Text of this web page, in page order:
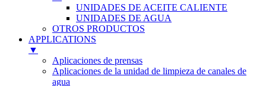
UNIDADES DE ACEITE CALIENTE
UNIDADES DE AGUA
OTROS PRODUCTOS
APPLICATIONS
▼
Aplicaciones de prensas
Aplicaciones de la unidad de limpieza de canales de
agua